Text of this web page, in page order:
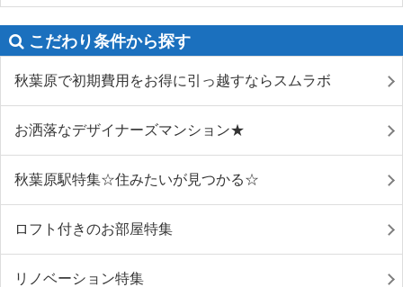
こだわり条件から探す
秋葉原で初期費用をお得に引っ越すならスムラボ
お洒落なデザイナーズマンション★
秋葉原駅特集☆住みたいが見つかる☆
ロフト付きのお部屋特集
リノベーション特集